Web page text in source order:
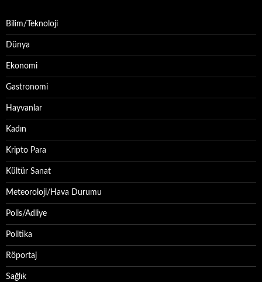
Bilim/Teknoloji
Dünya
Ekonomi
Gastronomi
Hayvanlar
Kadın
Kripto Para
Kültür Sanat
Meteoroloji/Hava Durumu
Polis/Adliye
Politika
Röportaj
Sağlık